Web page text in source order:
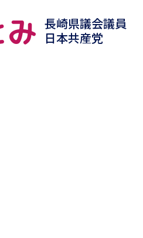
長崎県議会議員
日本共産党